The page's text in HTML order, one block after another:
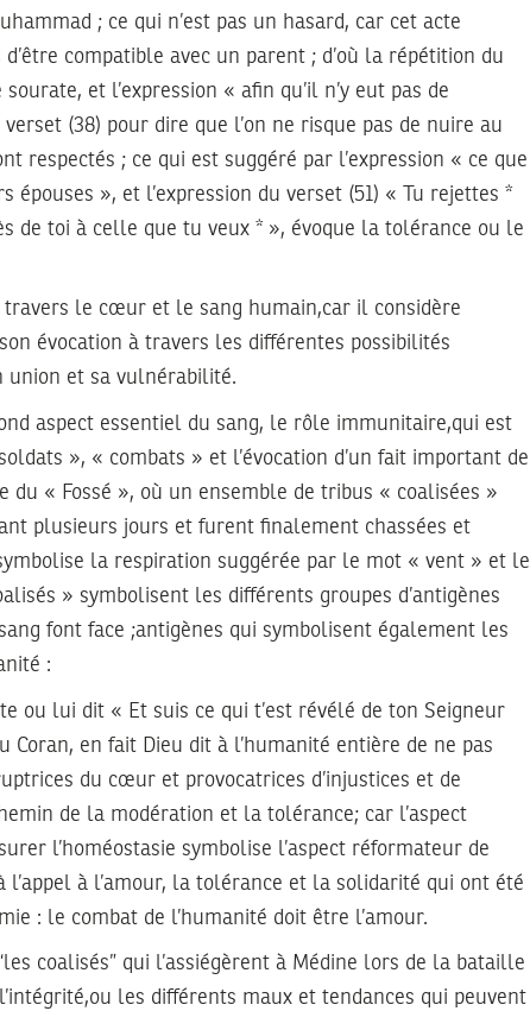
; ce qui n’est pas un hasard, car cet acte
compatible avec un parent ; d’où la répétition du
et l’expression « afin qu’il n’y eut pas de
(38) pour dire que l’on ne risque pas de nuire au
respectés ; ce qui est suggéré par l’expression « ce que
épouses », et l’expression du verset (51) « Tu rejettes *
de toi à celle que tu veux * », évoque la tolérance ou le
travers le cœur et le sang humain,car il considère
évocation à travers les différentes possibilités
union et sa vulnérabilité.
aspect essentiel du sang, le rôle immunitaire,qui est
», « combats » et l’évocation d’un fait important de
du « Fossé », où un ensemble de tribus « coalisées »
plusieurs jours et furent finalement chassées et
la respiration suggérée par le mot « vent » et le
» symbolisent les différents groupes d’antigènes
font face ;antigènes qui symbolisent également les
:
ou lui dit « Et suis ce qui t’est révélé de ton Seigneur
en fait Dieu dit à l’humanité entière de ne pas
du cœur et provocatrices d’injustices et de
de la modération et la tolérance; car l’aspect
l’homéostasie symbolise l’aspect réformateur de
l’appel à l’amour, la tolérance et la solidarité qui ont été
: le combat de l’humanité doit être l’amour.
coalisés” qui l’assiégèrent à Médine lors de la bataille
les différents maux et tendances qui peuvent